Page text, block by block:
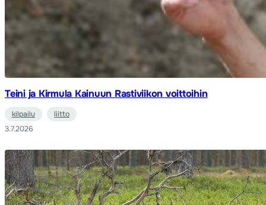
Teini ja Kirmula Kainuun Rastiviikon voittoihin
kilpailu
liitto
3.7.2026